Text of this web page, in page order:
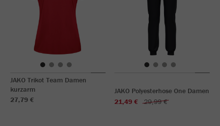
JAKO Trikot Team Damen
kurzarm
27,79 €
JAKO Polyesterhose One Damen
21,49 €
29,99 €